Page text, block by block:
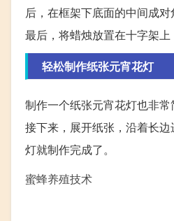
后，在框架下底面的中间成
最后，将蜡烛放置在十字架上
轻松制作纸张元宵花灯
制作一个纸张元宵花灯也非
接下来，展开纸张，沿着长
灯就制作完成了。
蜜蜂养殖技术